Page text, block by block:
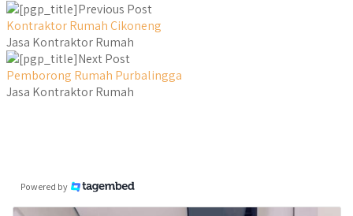
Previous Post
Kontraktor Rumah Cikoneng
Jasa Kontraktor Rumah
Next Post
Pemborong Rumah Purbalingga
Jasa Kontraktor Rumah
Powered by